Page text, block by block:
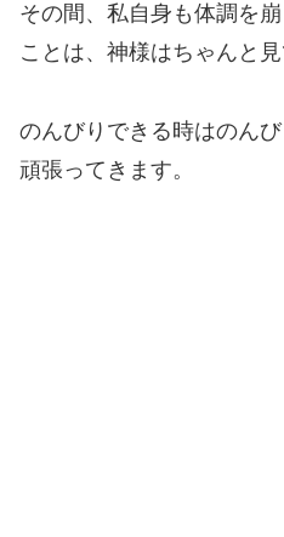
その間、私自身も体調を
ことは、神様はちゃんと
のんびりできる時はのん
頑張ってきます。